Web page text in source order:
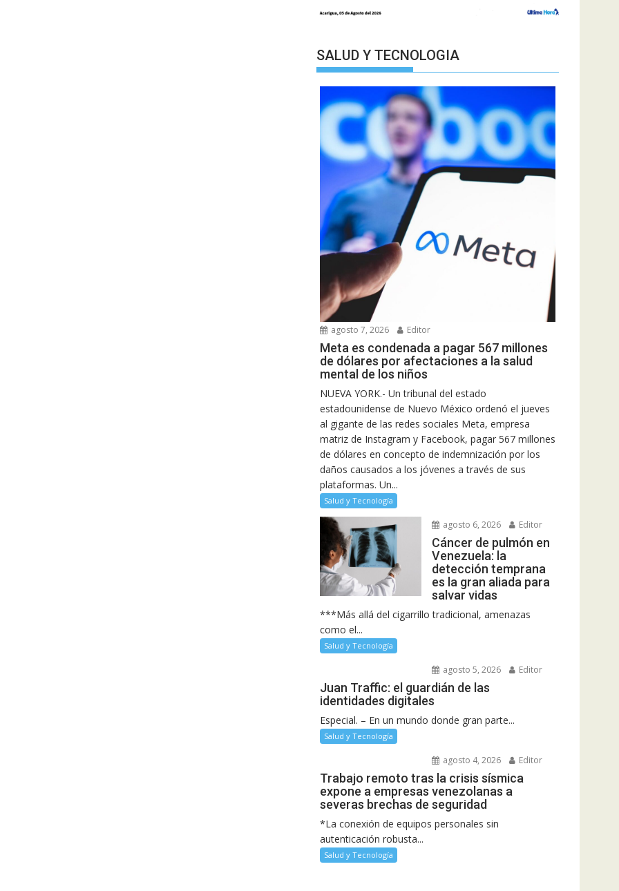
SALUD Y TECNOLOGIA
agosto 7, 2026 Editor
Meta es condenada a pagar 567 millones
de dólares por afectaciones a la salud
mental de los niños
NUEVA YORK.- Un tribunal del estado
estadounidense de Nuevo México ordenó el jueves
al gigante de las redes sociales Meta, empresa
matriz de Instagram y Facebook, pagar 567 millones
de dólares en concepto de indemnización por los
daños causados a los jóvenes a través de sus
plataformas. Un...
Salud y Tecnología
agosto 6, 2026 Editor
Cáncer de pulmón en
Venezuela: la
detección temprana
es la gran aliada para
salvar vidas
***Más allá del cigarrillo tradicional, amenazas
como el...
Salud y Tecnología
agosto 5, 2026 Editor
Juan Traffic: el guardián de las
identidades digitales
Especial. – En un mundo donde gran parte...
Salud y Tecnología
agosto 4, 2026 Editor
Trabajo remoto tras la crisis sísmica
expone a empresas venezolanas a
severas brechas de seguridad
*La conexión de equipos personales sin
autenticación robusta...
Salud y Tecnología